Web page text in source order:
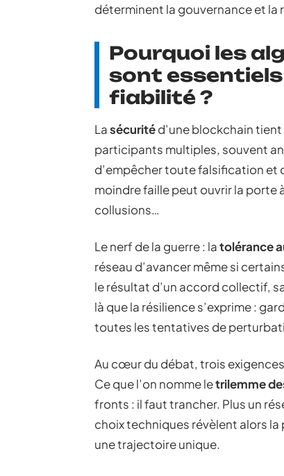
déterminent la gouvernance et la
Pourquoi les
sont
fiabilité ?
Lasécuritéd’une blockchain
participants multiples, souvent
d’empêcher toute falsification et
moindre faille peut ouvrir la porte
collusions…
Le nerf de la guerre : latolérance
réseau d’avancer même si
le résultat d’un accord collectif,
là que la résilience s’exprime :
toutes les tentatives de
Au cœur du débat, trois
Ce que l’on nomme letrilemme
fronts : il faut trancher. Plus un
choix techniques révèlent alors
une trajectoire unique.